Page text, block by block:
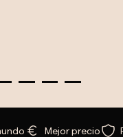
Mejor precio